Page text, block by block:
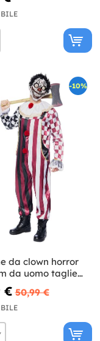
-10%
da clown horror
da uomo taglie
€ 50,99 €